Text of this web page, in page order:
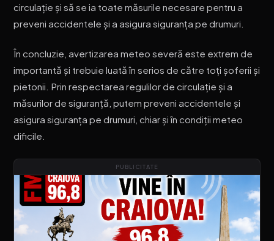
circulație și să se ia toate măsurile necesare pentru a
preveni accidentele și a asigura siguranța pe drumuri.
În concluzie, avertizarea meteo severă este extrem de
importantă și trebuie luată în serios de către toți șoferii și
pietonii. Prin respectarea regulilor de circulație și a
măsurilor de siguranță, putem preveni accidentele și
asigura siguranța pe drumuri, chiar și în condiții meteo
dificile.
PUBLICITATE